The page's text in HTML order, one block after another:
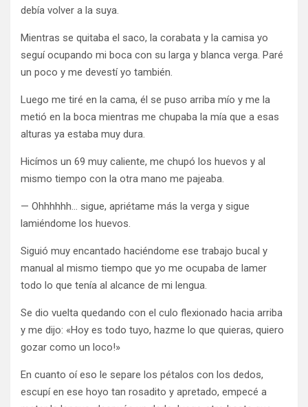
debía volver a la suya.
Mientras se quitaba el saco, la corabata y la camisa yo
seguí ocupando mi boca con su larga y blanca verga. Paré
un poco y me devestí yo también.
Luego me tiré en la cama, él se puso arriba mío y me la
metió en la boca mientras me chupaba la mía que a esas
alturas ya estaba muy dura.
Hicímos un 69 muy caliente, me chupó los huevos y al
mismo tiempo con la otra mano me pajeaba.
— Ohhhhhh… sigue, apriétame más la verga y sigue
lamiéndome los huevos.
Siguió muy encantado haciéndome ese trabajo bucal y
manual al mismo tiempo que yo me ocupaba de lamer
todo lo que tenía al alcance de mi lengua.
Se dio vuelta quedando con el culo flexionado hacia arriba
y me dijo: «Hoy es todo tuyo, hazme lo que quieras, quiero
gozar como un loco!»
En cuanto oí eso le separe los pétalos con los dedos,
escupí en ese hoyo tan rosadito y apretado, empecé a